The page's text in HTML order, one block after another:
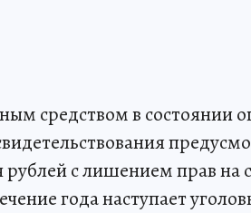
средством в состоянии
с лишением прав на
года наступает